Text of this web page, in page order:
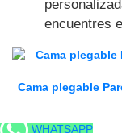
encuentres
Cama plegable
WHATSAPP